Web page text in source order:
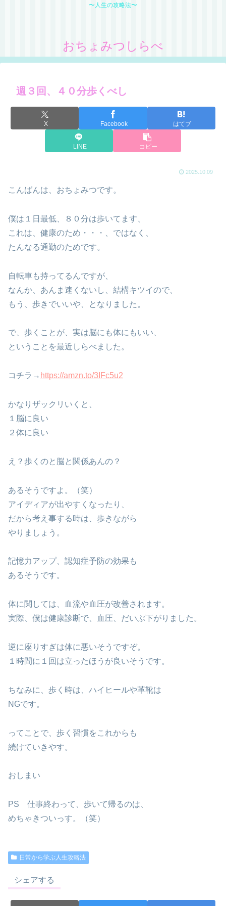
〜人生の攻略法〜
おちょみつしらべ
週３回、４０分歩くべし
X Facebook はてブ
LINE コピー
2025.10.09
こんばんは、おちょみつです。
僕は１日最低、８０分は歩いてます、
これは、健康のため・・・、ではなく、
たんなる通勤のためです。
自転車も持ってるんですが、
なんか、あんま速くないし、結構キツイので、
もう、歩きでいいや、となりました。
で、歩くことが、実は脳にも体にもいい、
ということを最近しらべました。
コチラ→ https://amzn.to/3IFc5u2
かなりザックリいくと、
１脳に良い
２体に良い
え？歩くのと脳と関係あんの？
あるそうですよ。（笑）
アイディアが出やすくなったり、
だから考え事する時は、歩きながら
やりましょう。
記憶力アップ、認知症予防の効果も
あるそうです。
体に関しては、血流や血圧が改善されます。
実際、僕は健康診断で、血圧、だいぶ下がりました。
逆に座りすぎは体に悪いそうですぞ。
１時間に１回は立ったほうが良いそうです。
ちなみに、歩く時は、ハイヒールや革靴は
NGです。
ってことで、歩く習慣をこれからも
続けていきやす。
おしまい
PS 仕事終わって、歩いて帰るのは、
めちゃきついっす。（笑）
日常から学ぶ人生攻略法
シェアする